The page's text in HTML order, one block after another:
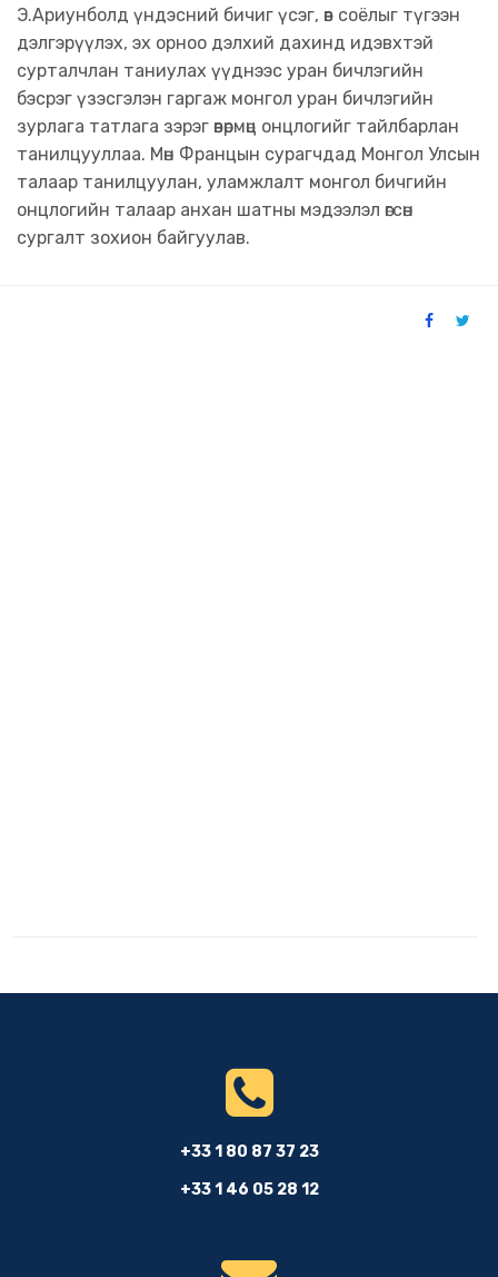
Э.Ариунболд үндэсний бичиг үсэг, өв соёлыг түгээн
дэлгэрүүлэх, эх орноо дэлхий дахинд идэвхтэй
сурталчлан таниулах үүднээс уран бичлэгийн
бэсрэг үзэсгэлэн гаргаж монгол уран бичлэгийн
зурлага татлага зэрэг өвөрмөц онцлогийг тайлбарлан
танилцууллаа. Мөн Францын сурагчдад Монгол Улсын
талаар танилцуулан, уламжлалт монгол бичгийн
онцлогийн талаар анхан шатны мэдээлэл өгсөн
сургалт зохион байгуулав.
+33 1 80 87 37 23
+33 1 46 05 28 12